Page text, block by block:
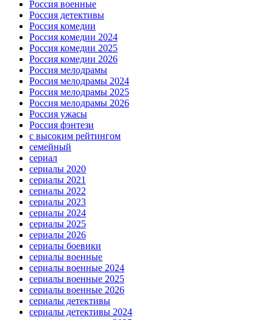
Россия военные
Россия детективы
Россия комедии
Россия комедии 2024
Россия комедии 2025
Россия комедии 2026
Россия мелодрамы
Россия мелодрамы 2024
Россия мелодрамы 2025
Россия мелодрамы 2026
Россия ужасы
Россия фэнтези
с высоким рейтингом
семейный
сериал
сериалы 2020
сериалы 2021
сериалы 2022
сериалы 2023
сериалы 2024
сериалы 2025
сериалы 2026
сериалы боевики
сериалы военные
сериалы военные 2024
сериалы военные 2025
сериалы военные 2026
сериалы детективы
сериалы детективы 2024